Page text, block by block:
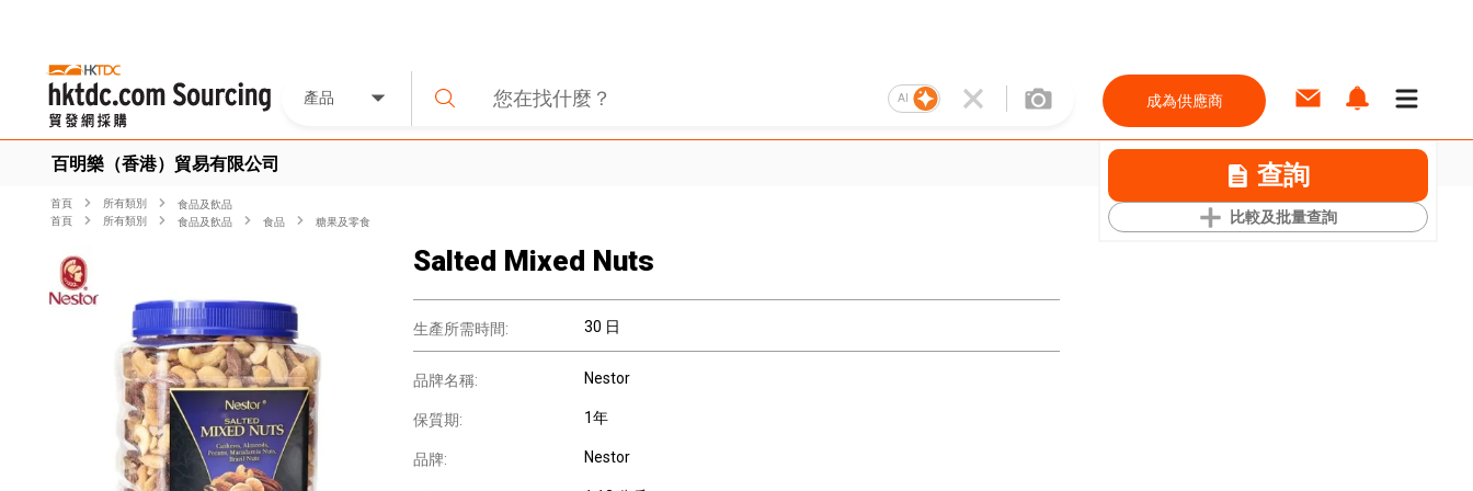
產品 AI 成為供應商
百明樂（香港）貿易有限公司 查詢
比較及批量查詢
首頁 所有類別
食品及飲品
首頁
所有類別 食品及飲品 食品 糖果及零食
Salted Mixed Nuts
生產所需時間: 30 日
品牌名稱: Nestor
保質期: 1年
品牌: Nestor